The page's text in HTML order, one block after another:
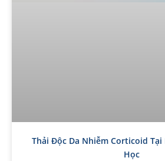
Thải Độc Da Nhiễm Corticoid Tại
Học